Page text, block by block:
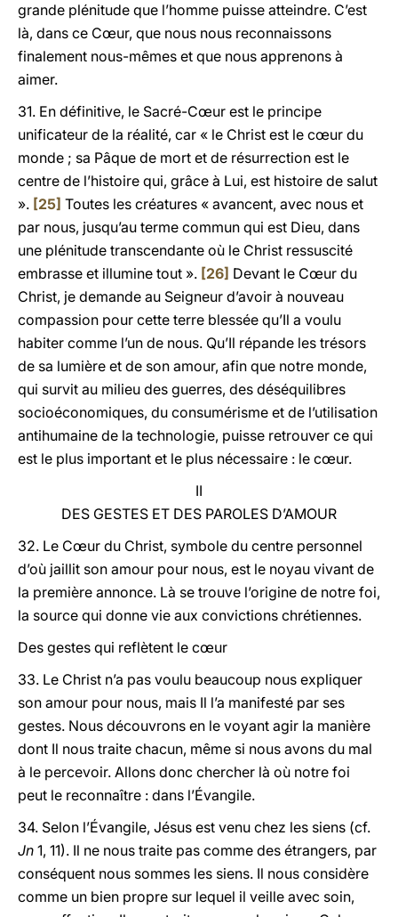
grande plénitude que l’homme puisse atteindre. C’est
là, dans ce Cœur, que nous nous reconnaissons
finalement nous-mêmes et que nous apprenons à
aimer.
31. En définitive, le Sacré-Cœur est le principe
unificateur de la réalité, car « le Christ est le cœur du
monde ; sa Pâque de mort et de résurrection est le
centre de l’histoire qui, grâce à Lui, est histoire de salut
». [25] Toutes les créatures « avancent, avec nous et
par nous, jusqu’au terme commun qui est Dieu, dans
une plénitude transcendante où le Christ ressuscité
embrasse et illumine tout ». [26] Devant le Cœur du
Christ, je demande au Seigneur d’avoir à nouveau
compassion pour cette terre blessée qu’Il a voulu
habiter comme l’un de nous. Qu’Il répande les trésors
de sa lumière et de son amour, afin que notre monde,
qui survit au milieu des guerres, des déséquilibres
socioéconomiques, du consumérisme et de l’utilisation
antihumaine de la technologie, puisse retrouver ce qui
est le plus important et le plus nécessaire : le cœur.
II
DES GESTES ET DES PAROLES D’AMOUR
32. Le Cœur du Christ, symbole du centre personnel
d’où jaillit son amour pour nous, est le noyau vivant de
la première annonce. Là se trouve l’origine de notre foi,
la source qui donne vie aux convictions chrétiennes.
Des gestes qui reflètent le cœur
33. Le Christ n’a pas voulu beaucoup nous expliquer
son amour pour nous, mais Il l’a manifesté par ses
gestes. Nous découvrons en le voyant agir la manière
dont Il nous traite chacun, même si nous avons du mal
à le percevoir. Allons donc chercher là où notre foi
peut le reconnaître : dans l’Évangile.
34. Selon l’Évangile, Jésus est venu chez les siens (cf.
Jn 1, 11). Il ne nous traite pas comme des étrangers, par
conséquent nous sommes les siens. Il nous considère
comme un bien propre sur lequel il veille avec soin,